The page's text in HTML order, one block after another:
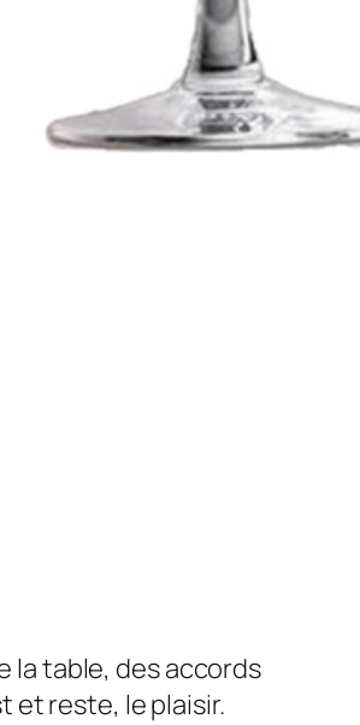
la table, des accords
et reste, le plaisir.